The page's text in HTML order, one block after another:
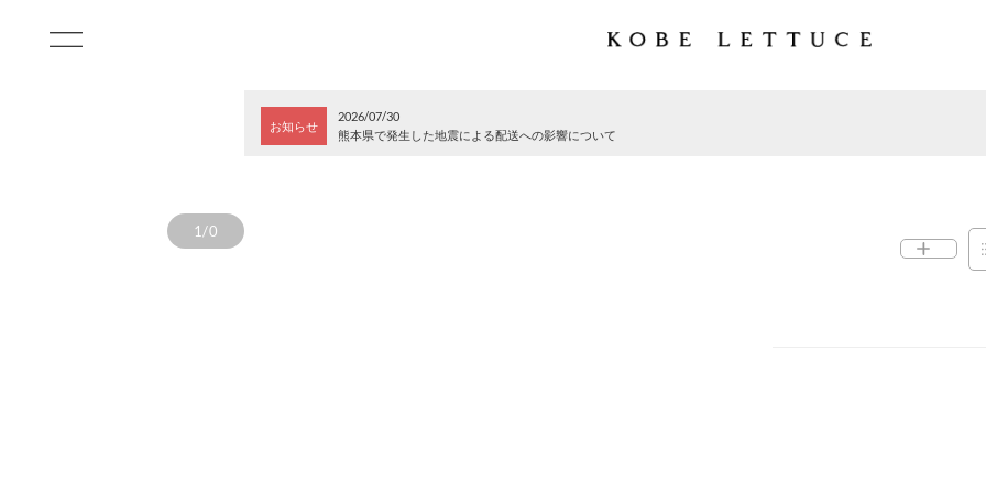
お知らせ
2026/07/30
熊本県で発生した地震による配送への影響について
1/0